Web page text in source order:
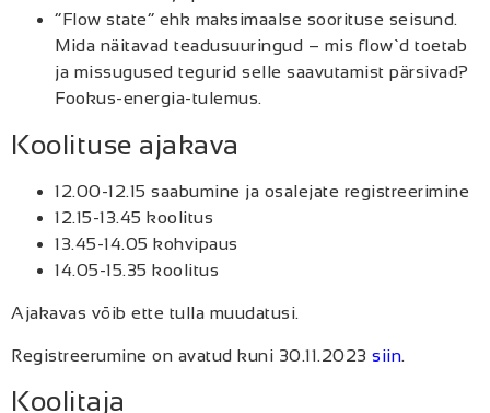
“Flow state” ehk maksimaalse soorituse seisund.
Mida näitavad teadusuuringud – mis flow`d toetab
ja missugused tegurid selle saavutamist pärsivad?
Fookus-energia-tulemus.
Koolituse ajakava
12.00-12.15 saabumine ja osalejate registreerimine
12.15-13.45 koolitus
13.45-14.05 kohvipaus
14.05-15.35 koolitus
Ajakavas võib ette tulla muudatusi.
Registreerumine on avatud kuni 30.11.2023 siin.
Koolitaja